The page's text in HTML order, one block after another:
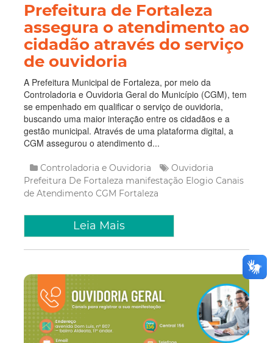
Prefeitura de Fortaleza
assegura o atendimento ao
cidadão através do serviço
de ouvidoria
A Prefeitura Municipal de Fortaleza, por meio da
Controladoria e Ouvidoria Geral do Município (CGM), tem
se empenhado em qualificar o serviço de ouvidoria,
buscando uma maior interação entre os cidadãos e a
gestão municipal. Através de uma plataforma digital, a
CGM assegurou o atendimento d...
Controladoria e Ouvidoria
Ouvidoria
Prefeitura De Fortaleza manifestação Elogio Canais
de Atendimento CGM Fortaleza
Leia Mais